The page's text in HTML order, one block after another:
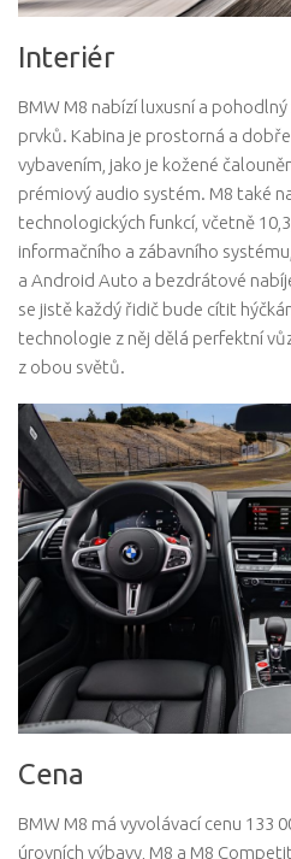
Interiér
BMW M8 nabízí luxusní a
prvků. Kabina je prostorná a
vybavením, jako je kožené
prémiový audio systém. M8 také
technologických funkcí, včetně
informačního a zábavního
a Android Auto a bezdrátové
se jistě každý řidič bude cítit
technologie z něj dělá perfektní
z obou světů.
Cena
BMW M8 má vyvolávací cenu 133
úrovních výbavy, M8 a M8